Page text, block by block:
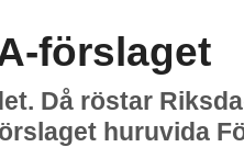
förslaget
Då röstar
huruvida